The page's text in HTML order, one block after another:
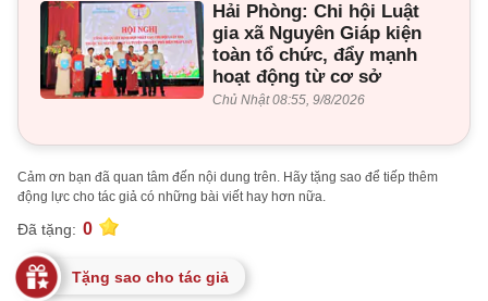
Hải Phòng: Chi hội Luật
gia xã Nguyên Giáp kiện
toàn tổ chức, đẩy mạnh
hoạt động từ cơ sở
Chủ Nhật 08:55, 9/8/2026
Cảm ơn bạn đã quan tâm đến nội dung trên. Hãy tặng sao để tiếp thêm
động lực cho tác giả có những bài viết hay hơn nữa.
Đã tặng: 0
Tặng sao cho tác giả